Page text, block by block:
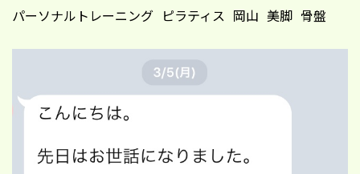
パーソナルトレーニング ピラティス 岡山 美脚 骨盤